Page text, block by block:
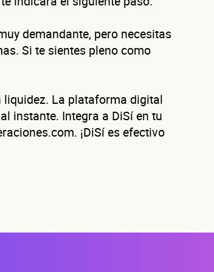
demandante, pero necesitas
Si te sientes pleno como
La plataforma digital
instante. Integra a DiSí en tu
¡DiSí es efectivo
de forma integral.
Primer apellido Segundo
de tu